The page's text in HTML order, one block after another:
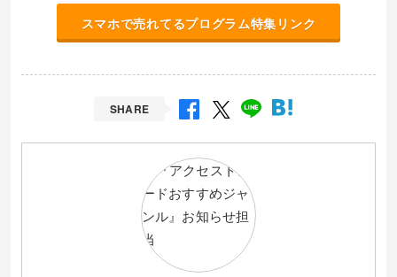
スマホで売れてるプログラム特集リンク
SHARE